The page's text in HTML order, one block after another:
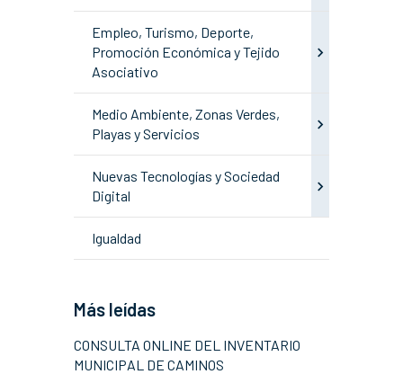
Empleo, Turismo, Deporte,
Promoción Económica y Tejido
Asociativo
Medio Ambiente, Zonas Verdes,
Playas y Servicios
Nuevas Tecnologías y Sociedad
Digital
Igualdad
Más leídas
CONSULTA ONLINE DEL INVENTARIO
MUNICIPAL DE CAMINOS